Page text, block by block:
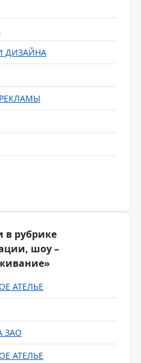
ДИЗАЙНА
в рубрике
шоу –
АТЕЛЬЕ
ЗАО
АТЕЛЬЕ